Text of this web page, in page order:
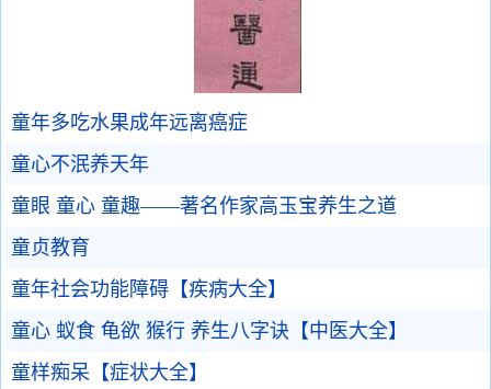
童年多吃水果成年远离癌症
童心不泯养天年
童眼 童心 童趣——著名作家高玉宝养生之道
童贞教育
童年社会功能障碍【疾病大全】
童心 蚁食 龟欲 猴行 养生八字诀【中医大全】
童样痴呆【症状大全】